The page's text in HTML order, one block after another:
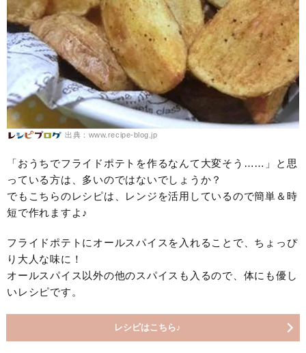
出典：www.recipe-blog.jp
「おうちでフライドポテトを作るなんて大変そう……」と思
っている方は、多いのではないでしょうか？
でもこちらのレシピは、レンジを活用しているので簡単＆時
短で作れますよ♪
フライドポテトにオールスパイスを入れることで、ちょっぴ
り大人な味に！
オールスパイス以外の他のスパイスも入るので、体にも優し
いレシピです。
レシピはこちら♪